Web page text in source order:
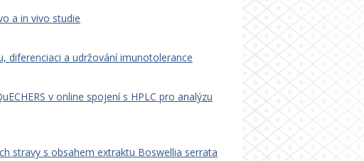
a in vivo studie
diferenciaci a udržování imunotolerance
v online spojení s HPLC pro analýzu
stravy s obsahem extraktu Boswellia serrata